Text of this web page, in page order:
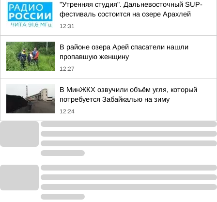
"Утренняя студия". Дальневосточный SUP-
фестиваль состоится на озере Арахлей
12:31
В районе озера Арей спасатели нашли
пропавшую женщину
12:27
В МинЖКХ озвучили объём угля, который
потребуется Забайкалью на зиму
12:24